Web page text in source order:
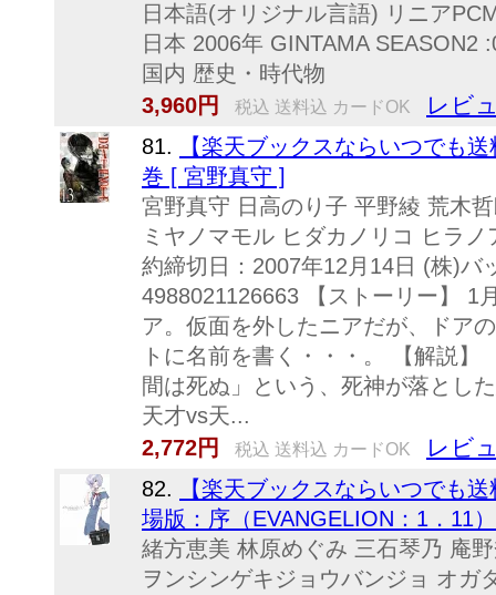
日本語(オリジナル言語) リニア
日本 2006年 GINTAMA SEASON2
国内 歴史・時代物
3,960円
税込 送料込 カードOK レビ
81.
【楽天ブックスならいつでも
巻 [ 宮野真守 ]
宮野真守 日高のり子 平野綾 荒木
ミヤノマモル ヒダカノリコ ヒラ
約締切日：2007年12月14日 (株)バ
4988021126663 【ストーリー】 1
ア。仮面を外したニアだが、ドア
トに名前を書く・・・。 【解説
間は死ぬ」という、死神が落とし
天才vs天...
2,772円
税込 送料込 カードOK レビ
82.
【楽天ブックスならいつでも
場版：序（EVANGELION：1．11
緒方恵美 林原めぐみ 三石琴乃 庵
ヲンシンゲキジョウバンジョ オガ